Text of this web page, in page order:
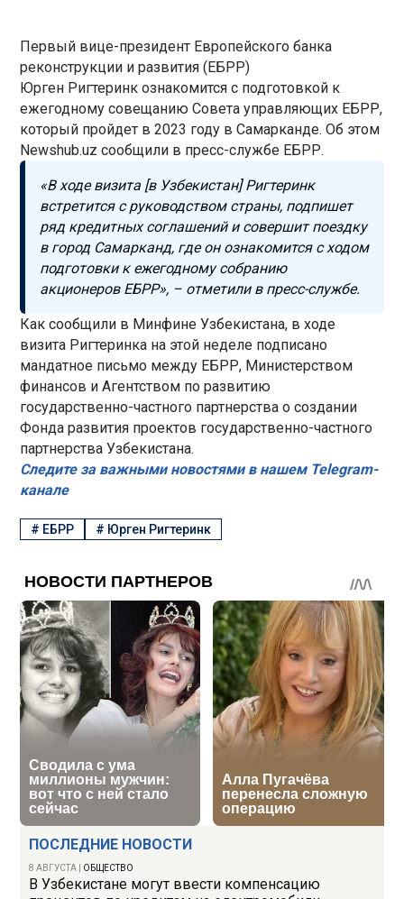
ПОСЛЕДНИЕ НОВОСТИ
8 АВГУСТА ОБЩЕСТВО
В Узбекистане могут ввести компенсацию
Первый вице-президент Европейского банка
реконструкции и развития (ЕБРР)
Юрген Ригтеринк ознакомится с подготовкой к
ежегодному совещанию Совета управляющих ЕБРР,
который пройдет в 2023 году в Самарканде. Об этом
Newshub.uz сообщили в пресс-службе ЕБРР.
«В ходе визита [в Узбекистан] Ригтеринк
встретится с руководством страны, подпишет
ряд кредитных соглашений и совершит поездку
в город Самарканд, где он ознакомится с ходом
подготовки к ежегодному собранию
акционеров ЕБРР», – отметили в пресс-службе.
Как сообщили в Минфине Узбекистана, в ходе
визита Ригтеринка на этой неделе подписано
мандатное письмо между ЕБРР, Министерством
финансов и Агентством по развитию
государственно-частного партнерства о создании
Фонда развития проектов государственно-частного
партнерства Узбекистана.
Следите за важными новостями в нашем Telegram-
канале
# ЕБРР # Юрген Ригтеринк